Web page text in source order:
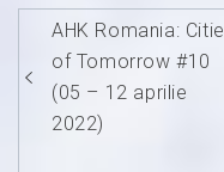
Navigare
în
articole
AHK Romania:
of Tomorrow #10
(05 – 12 aprilie
2022)